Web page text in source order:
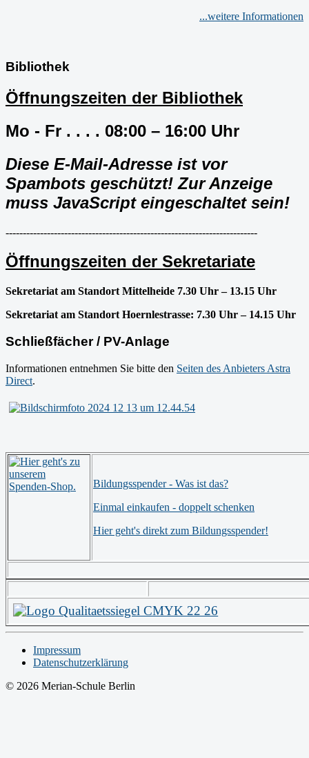
...weitere Informationen
Bibliothek
Öffnungszeiten der Bibliothek
Mo - Fr . . . . 08:00 – 16:00 Uhr
Diese E-Mail-Adresse ist vor
Spambots geschützt! Zur Anzeige
muss JavaScript eingeschaltet sein!
-------------------------------------------------------------------------
Öffnungszeiten der Sekretariate
Sekretariat am Standort Mittelheide 7.30 Uhr – 13.15 Uhr
Sekretariat am Standort Hoernlestrasse: 7.30 Uhr – 14.15 Uhr
Schließfächer / PV-Anlage
Informationen entnehmen Sie bitte den Seiten des Anbieters Astra
Direct.
Bildungsspender - Was ist das?
Einmal einkaufen - doppelt schenken
Hier geht's direkt zum Bildungsspender!
Impressum
Datenschutzerklärung
© 2026 Merian-Schule Berlin